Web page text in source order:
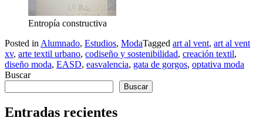
Entropía constructiva
Posted in Alumnado, Estudios, ModaTagged art al vent, art al vent
xv, arte textil urbano, codiseño y sostenibilidad, creación textil,
diseño moda, EASD, easvalencia, gata de gorgos, optativa moda
Buscar
Buscar
Entradas recientes